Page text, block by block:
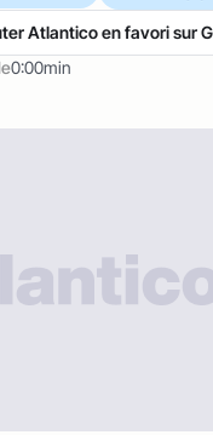
0:00min
Atlantico en favori sur